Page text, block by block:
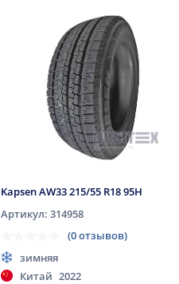
Kapsen AW33 215/55 R18 95H
Артикул: 314958
(0 отзывов)
зимняя
Китай 2022